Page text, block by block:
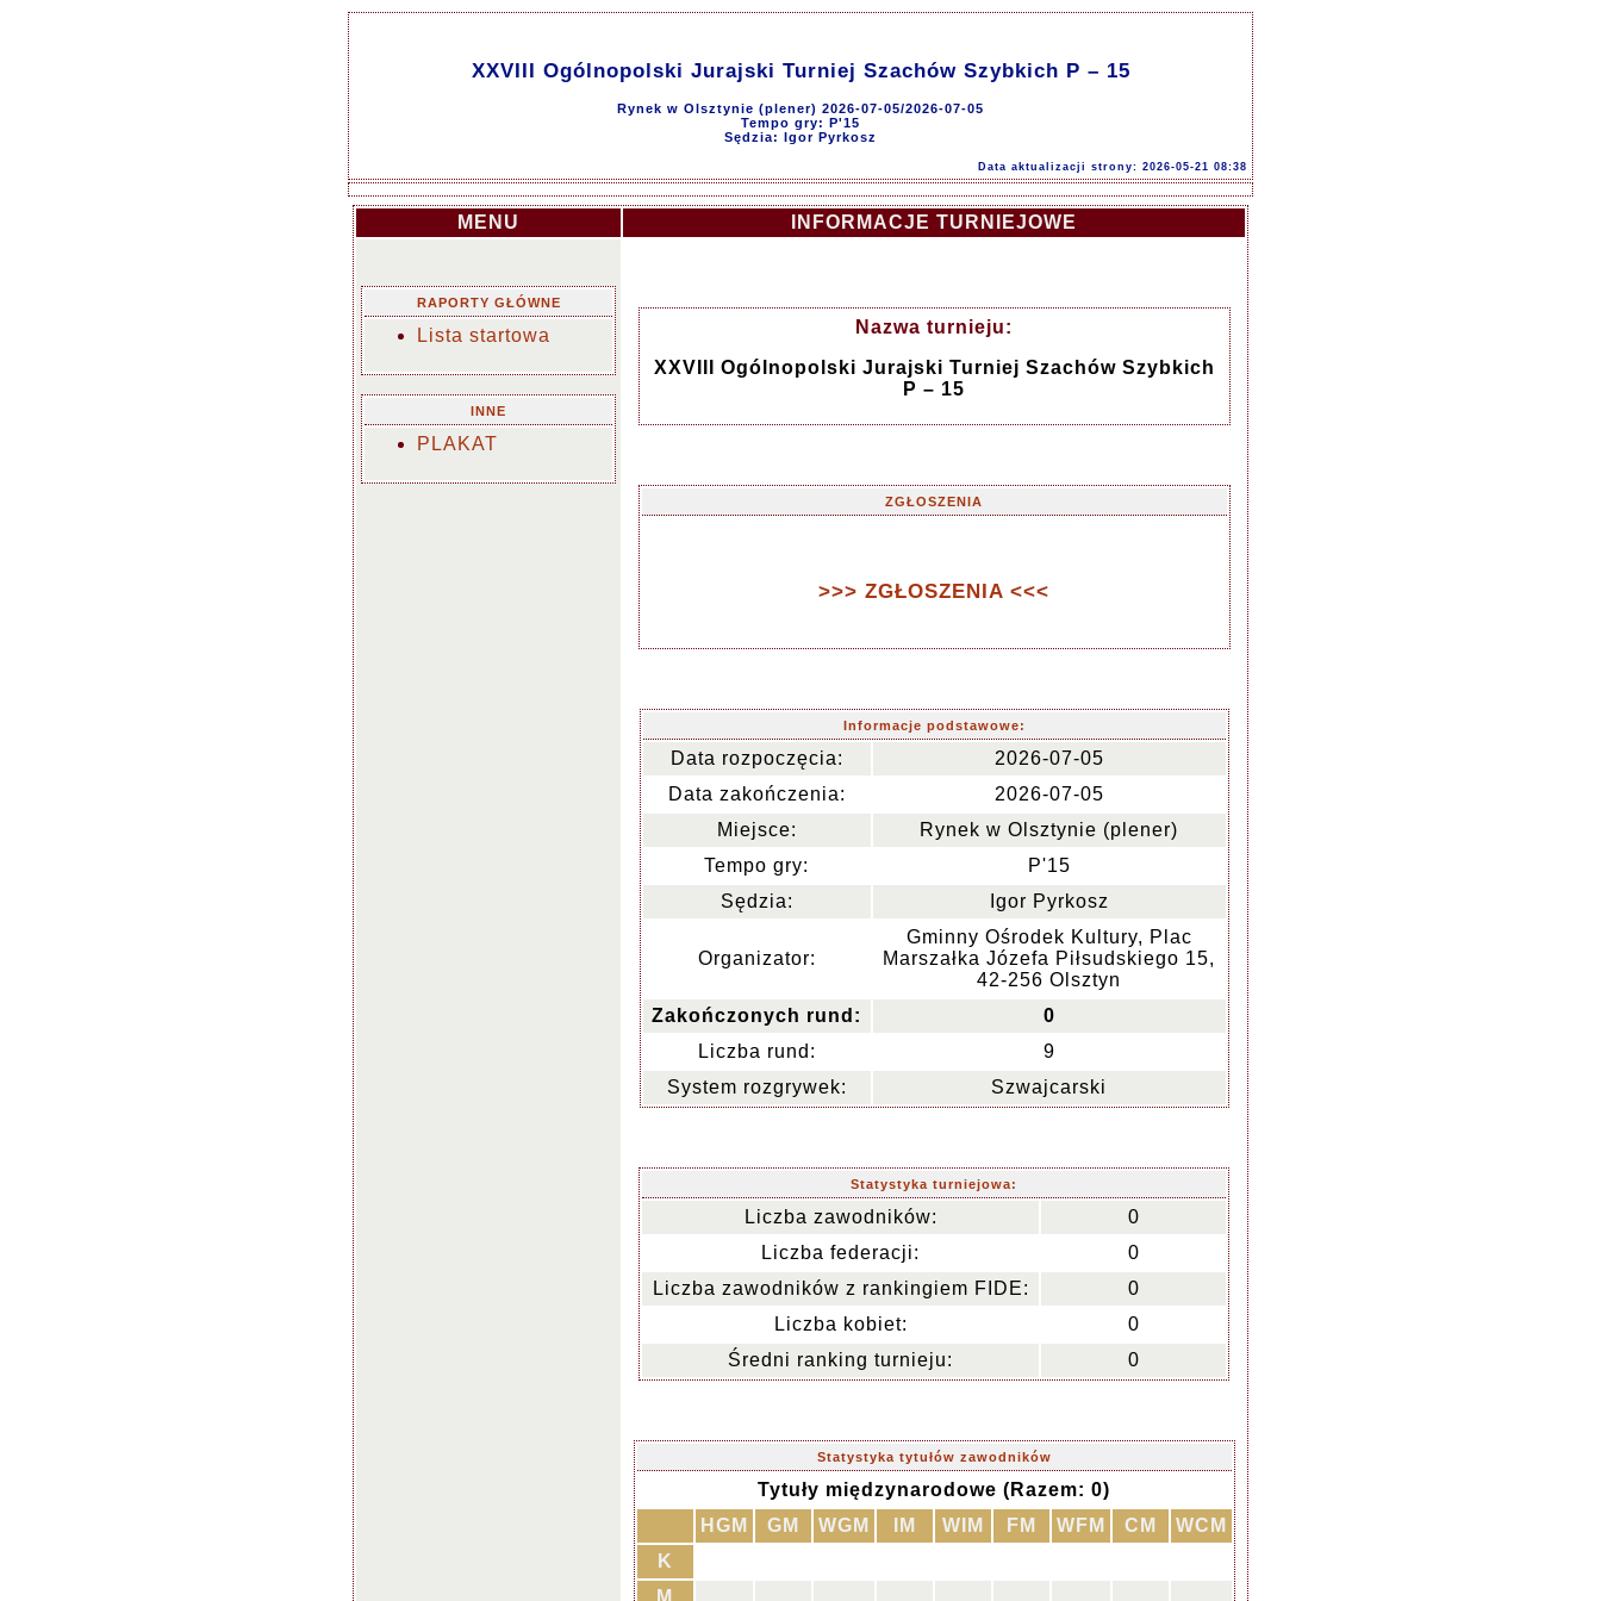
XXVIII Ogólnopolski Jurajski Turniej Szachów Szybkich P – 15
Rynek w Olsztynie (plener) 2026-07-05/2026-07-05
Tempo gry: P'15
Sędzia: Igor Pyrkosz
Data aktualizacji strony: 2026-05-21 08:38
MENU INFORMACJE TURNIEJOWE
RAPORTY GŁÓWNE
Lista startowa
INNE
PLAKAT
Nazwa turnieju:
XXVIII Ogólnopolski Jurajski Turniej Szachów Szybkich
P – 15
ZGŁOSZENIA
>>> ZGŁOSZENIA <<<
Informacje podstawowe:
Data rozpoczęcia:
2026-07-05
Data zakończenia:
2026-07-05
Miejsce:
Rynek w Olsztynie (plener)
Tempo gry:
P'15
Sędzia:
Igor Pyrkosz
Organizator:
Gminny Ośrodek Kultury, Plac
Marszałka Józefa Piłsudskiego 15,
42-256 Olsztyn
Zakończonych rund:
0
Liczba rund:
9
System rozgrywek:
Szwajcarski
Statystyka turniejowa:
Liczba zawodników:
0
Liczba federacji:
0
Liczba zawodników z rankingiem FIDE:
0
Liczba kobiet:
0
Średni ranking turnieju:
0
Statystyka tytułów zawodników
Tytuły międzynarodowe (Razem: 0)
HGM
GM WGM IM WIM FM WFM CM
WCM
K
M